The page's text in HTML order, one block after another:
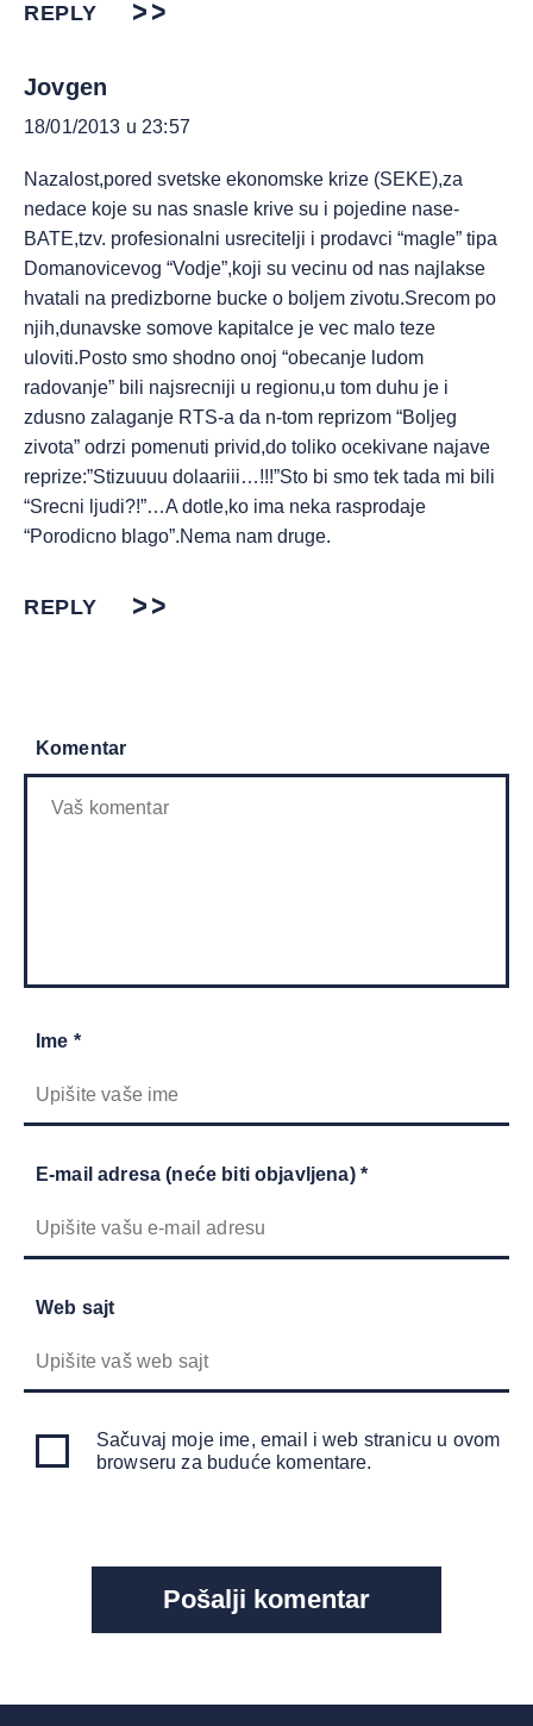
REPLY
Jovgen
18/01/2013 u 23:57
Nazalost,pored svetske ekonomske krize (SEKE),za
nedace koje su nas snasle krive su i pojedine nase-
BATE,tzv. profesionalni usrecitelji i prodavci “magle” tipa
Domanovicevog “Vodje”,koji su vecinu od nas najlakse
hvatali na predizborne bucke o boljem zivotu.Srecom po
njih,dunavske somove kapitalce je vec malo teze
uloviti.Posto smo shodno onoj “obecanje ludom
radovanje” bili najsrecniji u regionu,u tom duhu je i
zdusno zalaganje RTS-a da n-tom reprizom “Boljeg
zivota” odrzi pomenuti privid,do toliko ocekivane najave
reprize:”Stizuuuu dolaariii…!!!”Sto bi smo tek tada mi bili
“Srecni ljudi?!”…A dotle,ko ima neka rasprodaje
“Porodicno blago”.Nema nam druge.
REPLY
Komentar
Ime *
E-mail adresa (neće biti objavljena) *
Web sajt
Sačuvaj moje ime, email i web stranicu u ovom
browseru za buduće komentare.